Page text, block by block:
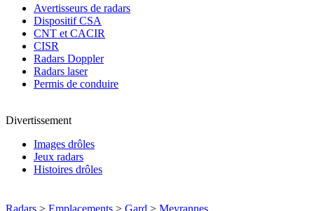
Avertisseurs de radars
Dispositif CSA
CNT et CACIR
CISR
Radars Doppler
Radars laser
Permis de conduire
Divertissement
Images drôles
Jeux radars
Histoires drôles
Radars > Emplacements > Gard > Meyrannes